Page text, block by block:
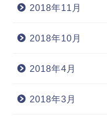
2018年11月
2018年10月
2018年4月
2018年3月